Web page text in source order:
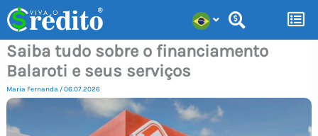
para
conteúdo
Saiba tudo sobre o financiamento
Balaroti e seus serviços
Maria Fernanda /06.07.2026